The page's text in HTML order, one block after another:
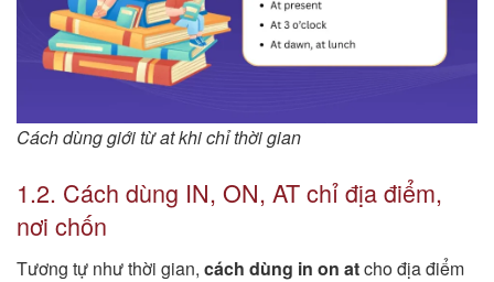
Cách dùng giới từ at khi chỉ thời gian
1.2. Cách dùng IN, ON, AT chỉ địa điểm,
nơi chốn
Tương tự như thời gian, cách dùng in on atcho địa điểm